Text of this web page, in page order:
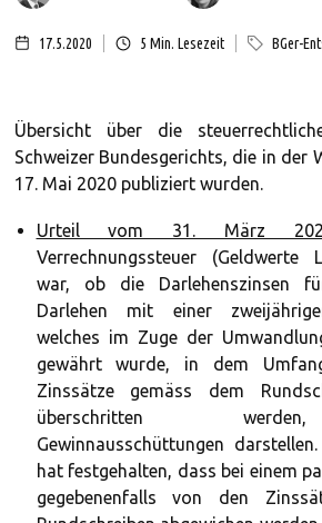
17.5.2020 5 Min. Lesezeit BGer-
Übersicht über die
Schweizer Bundesgerichts, die in der
17. Mai 2020 publiziert wurden.
Urteil vom 31. März 2020
Verrechnungssteuer (Geldwerte
war, ob die Darlehenszinsen
Darlehen mit einer
welches im Zuge der
gewährt wurde, in dem
Zinssätze gemäss dem
überschritten
Gewinnausschüttungen
hat festgehalten, dass bei einem
gegebenenfalls von den